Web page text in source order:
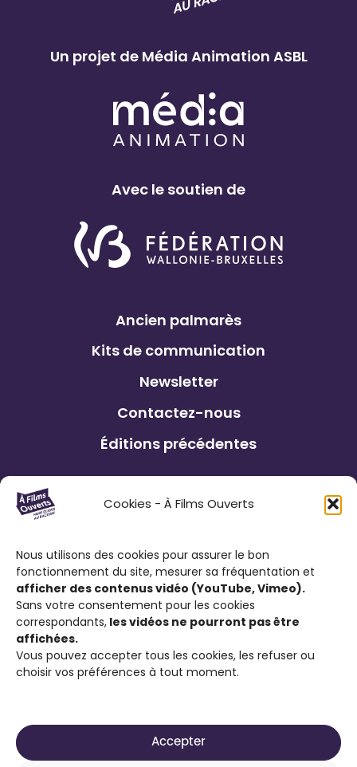
Cookies - À Films Ouverts
Nous utilisons des cookies pour assurer le bon
fonctionnement du site, mesurer sa fréquentation et
afficher des contenus vidéo (YouTube, Vimeo).
Sans votre consentement pour les cookies
correspondants, les vidéos ne pourront pas être
affichées.
Vous pouvez accepter tous les cookies, les refuser ou
choisir vos préférences à tout moment.
Accepter
Un projet de Média Animation ASBL
Avec le soutien de
Ancien palmarès
Kits de communication
Newsletter
Contactez-nous
Éditions précédentes
Le Festival À Films Ouverts et ses
partenaires associatifs proposent à son
Courts Métrages antiraciste favorisant
l’expression citoyenne ; de visionner des
films engagés contre le racisme et d’ouvrir
la discussion sur cette thématique.